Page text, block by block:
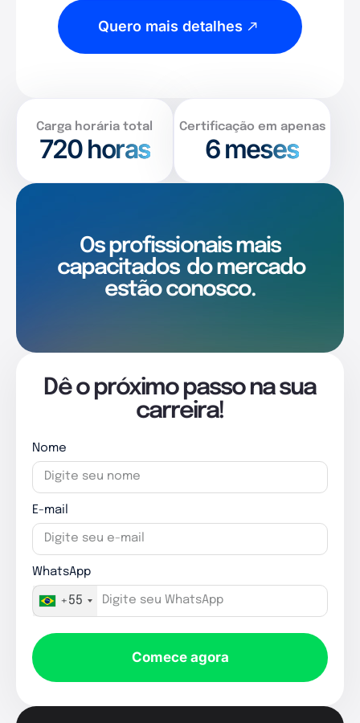
Quero mais detalhes
Carga horária total
720horas
Certificação em apenas
6 meses
Os profissionais mais
capacitados do mercado
estão conosco.
Dê o próximo passo na sua
carreira!
Nome
E-mail
WhatsApp
+55
Comece agora